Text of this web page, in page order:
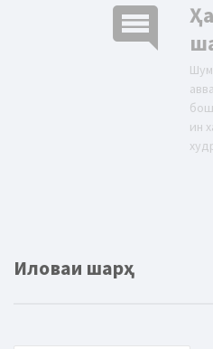
comment
ин
Иловаи шарҳ